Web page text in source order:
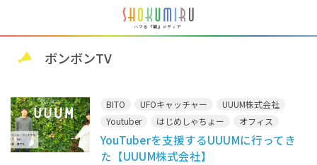
ボンボンTV
BITO UFOキャッチャー
UUUM株式会社
Youtuber
はじめしゃちょー
オフィス
コラボ
ヒカキン プリクラ
ボンボンTV
ユーチューバー
佐々木あさひ
YouTuberを支援するUUUMに行ってき
た【UUUM株式会社】